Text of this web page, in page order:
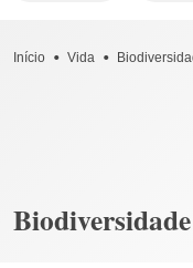
Início Vida
Biodiversidade